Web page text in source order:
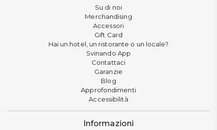
Su di noi
Merchandising
Accessori
Gift Card
Hai un hotel, un ristorante o un locale?
Svinando App
Contattaci
Garanzie
Blog
Approfondimenti
Accessibilità
Informazioni